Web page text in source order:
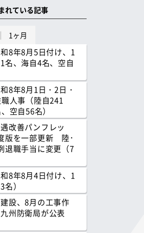
れている記事
1ヶ月
8年8月5日付け、1
名、海自4名、空自
8年8月1日・2日・
人事（陸自241
空自56名）
改善パンフレッ
版を一部更新 陸･
退職手当に変更（7
8年8月4日付け、1
）
設、8月の工事作
州防衛局が公表